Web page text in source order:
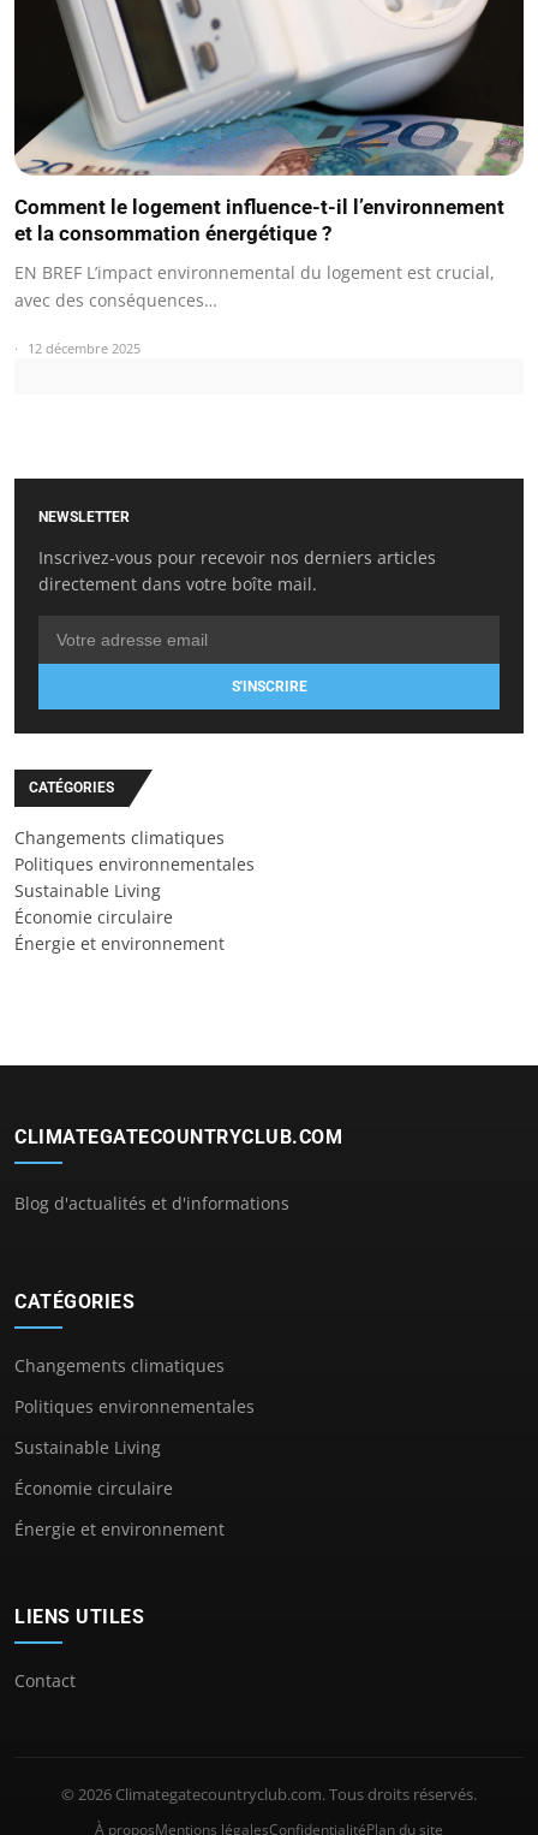
Comment le logement influence-t-il l’environnement
et la consommation énergétique ?
EN BREF L’impact environnemental du logement est crucial,
avec des conséquences…
12 décembre 2025
NEWSLETTER
Inscrivez-vous pour recevoir nos derniers articles
directement dans votre boîte mail.
S'INSCRIRE
CATÉGORIES
Changements climatiques
Politiques environnementales
Sustainable Living
Économie circulaire
Énergie et environnement
CLIMATEGATECOUNTRYCLUB.COM
Blog d'actualités et d'informations
CATÉGORIES
Changements climatiques
Politiques environnementales
Sustainable Living
Économie circulaire
Énergie et environnement
LIENS UTILES
Contact
© 2026 Climategatecountryclub.com. Tous droits réservés.
À proposMentions légalesConfidentialitéPlan du site